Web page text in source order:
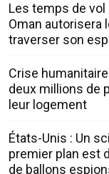
Les temps de
Oman autorisera
traverser son
Crise
deux millions de
leur logement
États-Unis : Un
premier plan est
de ballons